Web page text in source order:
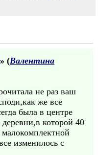
» (Валентина
не раз ваш
же все
была в центре
которой 40
малокомплектной
изменилось с